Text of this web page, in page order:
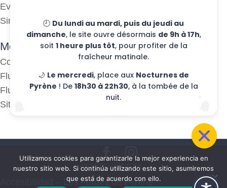
Eventos
Sin clasificar
Meta
Conexión
Flujo de publicaciones
Flujo de comentarios
Sitio web de WordPress-FR
@2016 KUDETA -
Accesibilidad – Les Forges de Pyrène
🕘 Du lundi au mardi, puis du jeudi au
dimanche, le site ouvre désormais de 9h à 17h,
soit 1 heure plus tôt, pour profiter de la
fraîcheur matinale.
🌙 Le mercredi, place aux Nocturnes de
Pyrène ! De 18h30 à 22h30, à la tombée de la
nuit.
Utilizamos cookies para garantizarle la mejor experiencia en
nuestro sitio web. Si continúa utilizando este sitio, asumiremos
que está de acuerdo con ello.